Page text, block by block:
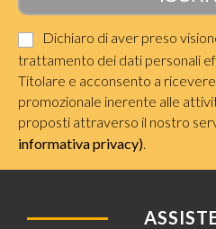
Dichiaro di aver preso
trattamento dei dati personali
Titolare e acconsento a
promozionale inerente alle
proposti attraverso il nostro
informativa privacy)